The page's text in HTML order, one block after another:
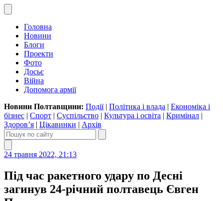
Головна
Новини
Блоги
Проекти
Фото
Досьє
Війна
Допомога армії
Новини Полтавщини: Події| Політика і влада | Економіка і
бізнес | Спорт | Суспільство | Культура і освіта | Кримінал |
Здоров’я | Цікавинки | Архів
24 травня 2022, 21:13
Під час ракетного удару по Десні
загинув 24-річний полтавець Євген